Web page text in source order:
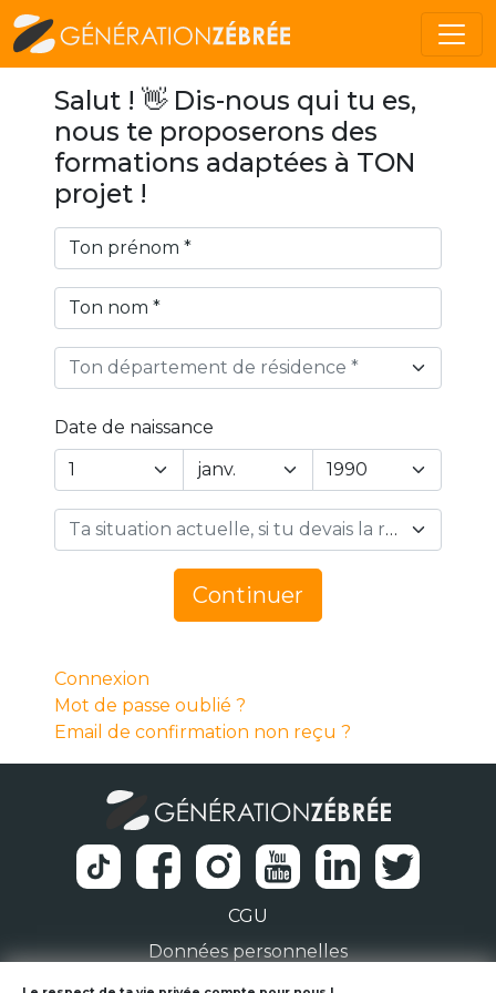
Salut ! 👋 Dis-nous qui tu es,
nous te proposerons des
formations adaptées à TON
projet !
Ton département de résidence *
Date de naissance
Year
Day
Ta situation actuelle, si tu devais la résumer en 1 mot… *
Continuer
Connexion
Mot de passe oublié ?
Email de confirmation non reçu ?
CGU
Données personnelles